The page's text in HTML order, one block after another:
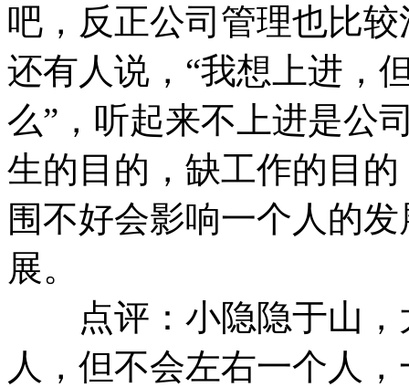
吧，反正公司管理也比
还有人说，“我想上进，
么”，听起来不上进是公
生的目的，缺工作的目
围不好会影响一个人的
展。
点评：小隐隐于山，
人，但不会左右一个人